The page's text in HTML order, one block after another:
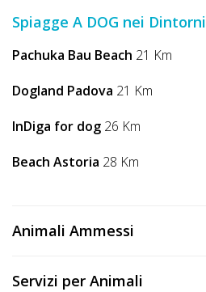
SCONTO
Tutorial
Lavora
con
Inserisci
Spiagge A DOG nei Dintorni
Pachuka Bau Beach 21 Km
Dogland Padova 21 Km
InDiga for dog 26 Km
Beach Astoria 28 Km
Animali Ammessi
Servizi per Animali